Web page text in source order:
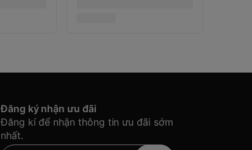
Đăng ký nhận ưu đãi
Đăng kí để nhận thông tin ưu đãi sớm
nhất.